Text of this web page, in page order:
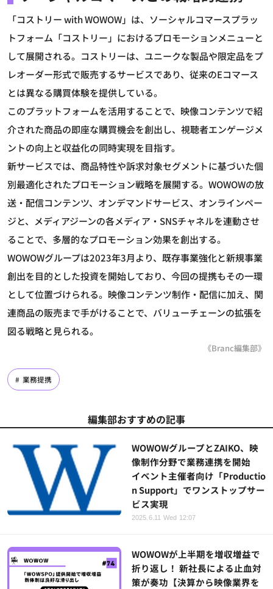
「コストリー with WOWOW」は、ソーシャルコマースプラッ
トフォーム「コストリー」におけるプロモーションメニューと
して展開される。コストリーは、ユニークな製品や限定品をプ
レオーダー形式で販売するサービスであり、従来のEコマース
とは異なる購買体験を提供している。
このプラットフォームを活用することで、映像コンテンツで紹
介された商品の即座な購買機会を創出し、視聴者エンゲージメ
ントの向上と収益化の同時実現を目指す。
新サービスでは、商品特性や訴求対象セグメントに基づいた個
別最適化されたプロモーション戦略を展開する。WOWOWの放
送・配信コンテンツ、オンデマンドサービス、オンラインペー
ジと、メディアジーンの各メディア・SNSチャネルを連動させ
ることで、多層的なプロモーション効果を創出する。
WOWOWグループは2023年3月より、既存事業強化と新規事業
創出を目的とした投資を開始しており、今回の提携もその一環
として位置づけられる。映像コンテンツ制作・配信に加え、関
連商品の販売まで手がけることで、バリューチェーンの拡張を
図る戦略と見られる。
《Branc編集部》
業務提携
編集部おすすめの記事
WOWOWグループとZAIKO、映
像制作分野で業務連携を開始
イベント主催者向け「Productio
n Support」でワンストップサー
ビス実現
2025.6.11 Wed 12:07
WOWOWが上半期を増収増益で
折り返し！ 新社長による止血対
策が奏功【決算から映像業界を